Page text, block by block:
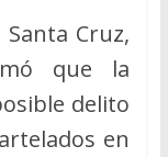
Cruz,
que la
delito
en